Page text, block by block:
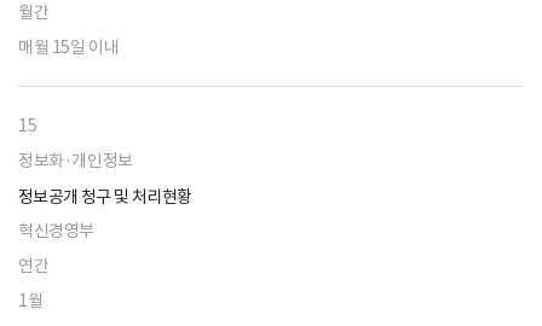
월간
매월 15일 이내
15
정보화·개인정보
정보공개 청구 및 처리현황
혁신경영부
연간
1월